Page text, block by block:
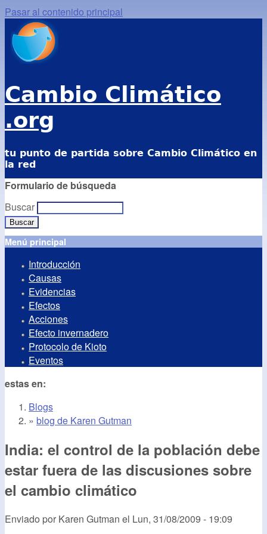
Pasar al contenido principal
Cambio Climático
.org
tu punto de partida sobre Cambio Climático en
la red
Formulario de búsqueda
Buscar
Menú principal
Introducción
Causas
Evidencias
Efectos
Acciones
Efecto invernadero
Protocolo de Kioto
Eventos
estas en:
Blogs
» blog de Karen Gutman
India: el control de la población debe
estar fuera de las discusiones sobre
el cambio climático
Enviado por Karen Gutman el Lun, 31/08/2009 - 19:09